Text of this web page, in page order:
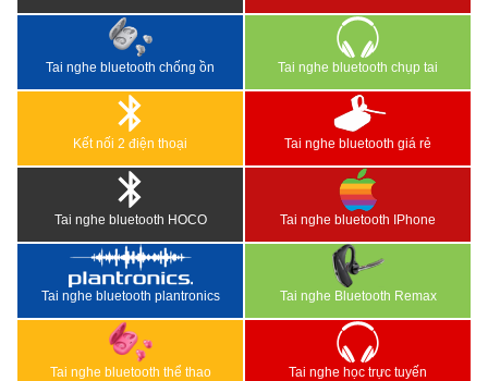
Tai nghe bluetooth chống ồn Tai nghe bluetooth chụp tai
Kết nối 2 điện thoại Tai nghe bluetooth giá rẻ
Tai nghe bluetooth HOCO Tai nghe bluetooth IPhone
Tai nghe bluetooth plantronics Tai nghe Bluetooth Remax
Tai nghe bluetooth thể thao Tai nghe học trực tuyến